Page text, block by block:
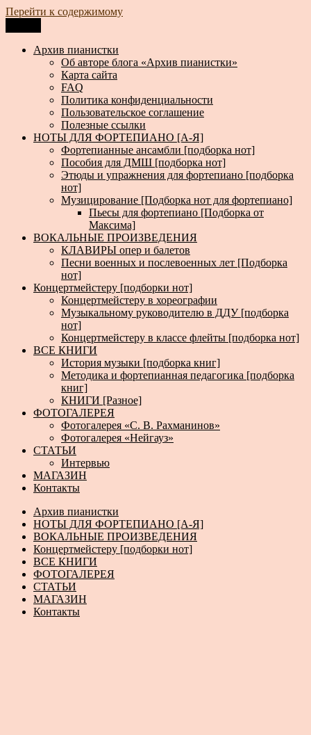
Перейти к содержимому
Архив пианистки
Всё для пианистов: ноты, книги, музыка, статьи…
Архив пианистки
Об авторе блога «Архив пианистки»
Карта сайта
FAQ
Политика конфиденциальности
Пользовательское соглашение
Полезные ссылки
НОТЫ ДЛЯ ФОРТЕПИАНО [А-Я]
Фортепианные ансамбли [подборка нот]
Пособия для ДМШ [подборка нот]
Этюды и упражнения для фортепиано [подборка
нот]
Музицирование [Подборка нот для фортепиано]
Пьесы для фортепиано [Подборка от
Максима]
ВОКАЛЬНЫЕ ПРОИЗВЕДЕНИЯ
КЛАВИРЫ опер и балетов
Песни военных и послевоенных лет [Подборка
нот]
Концертмейстеру [подборки нот]
Концертмейстеру в хореографии
Музыкальному руководителю в ДДУ [подборка
нот]
Концертмейстеру в классе флейты [подборка нот]
ВСЕ КНИГИ
История музыки [подборка книг]
Методика и фортепианная педагогика [подборка
книг]
КНИГИ [Разное]
ФОТОГАЛЕРЕЯ
Фотогалерея «С. В. Рахманинов»
Фотогалерея «Нейгауз»
СТАТЬИ
Интервью
МАГАЗИН
Контакты
Архив пианистки
НОТЫ ДЛЯ ФОРТЕПИАНО [А-Я]
ВОКАЛЬНЫЕ ПРОИЗВЕДЕНИЯ
Концертмейстеру [подборки нот]
ВСЕ КНИГИ
ФОТОГАЛЕРЕЯ
СТАТЬИ
МАГАЗИН
Контакты